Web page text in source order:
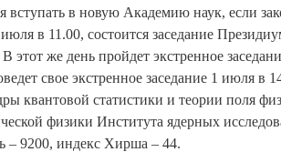
вступать в новую Академию наук, если
в 11.00, состоится заседание
этот же день пройдет экстренное
свое экстренное заседание 1 июля в
квантовой статистики и теории поля
физики Института ядерных
– 9200, индекс Хирша – 44.